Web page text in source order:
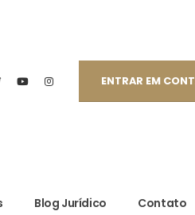
ENTRAR EM
Blog Jurídico Contato